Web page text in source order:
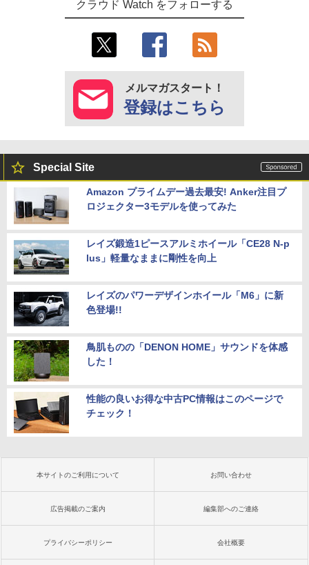
クラウド Watch をフォローする
メルマガスタート！
登録はこちら
Special Site
Amazon プライムデー過去最安! Anker注目プ
ロジェクター3モデルを使ってみた
レイズ鍛造1ピースアルミホイール「CE28 N-p
lus」軽量なままに剛性を向上
レイズのパワーデザインホイール「M6」に新
色登場!!
鳥肌ものの「DENON HOME」サウンドを体感
した！
性能の良いお得な中古PC情報はこのページで
チェック！
本サイトのご利用について お問い合わせ
広告掲載のご案内 編集部へのご連絡
プライバシーポリシー 会社概要